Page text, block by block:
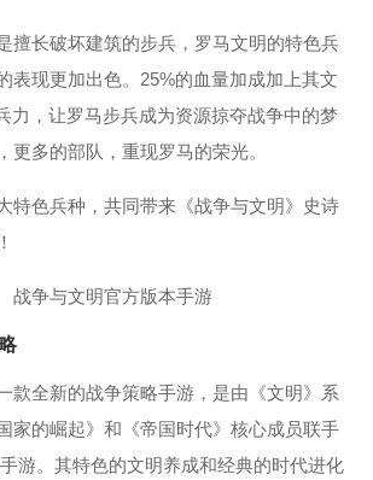
擅长破坏建筑的步兵，罗马文明的特色兵
表现更加出色。25%的血量加成加上其文
力，让罗马步兵成为资源掠夺战争中的梦
更多的部队，重现罗马的荣光。
特色兵种，共同带来《战争与文明》史诗
款全新的战争策略手游，是由《文明》系
家的崛起》和《帝国时代》核心成员联手
游。其特色的文明养成和经典的时代进化